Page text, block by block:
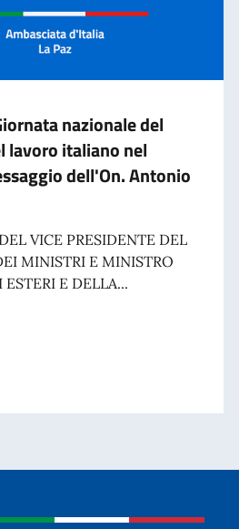
nazionale del
lavoro italiano nel
dell'On. Antonio
VICE PRESIDENTE DEL
MINISTRI E MINISTRO
ESTERI E DELLA...
- Giornata nazionale del sacrificio del